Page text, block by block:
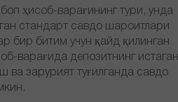
ҳисоб-варағининг тури, унда
стандарт савдо шароитлари
бир битим учун қайд қилинган
варағида депозитнинг истаган
ва зарурият туғилганда савдо